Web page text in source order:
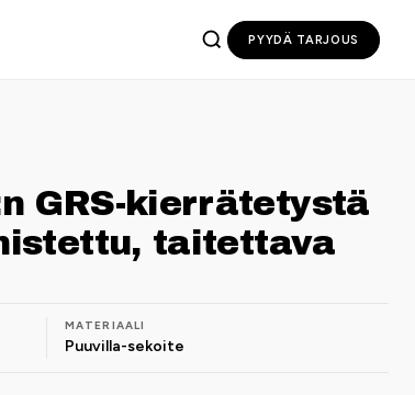
PYYDÄ TARJOUS
GRS-kierrätetystä
taitettava
MATERIAALI
Puuvilla-sekoite